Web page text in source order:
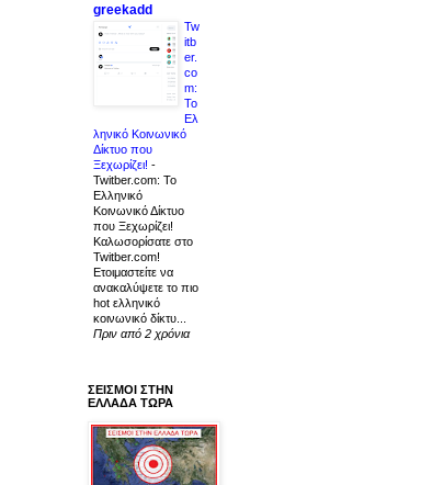
greekadd
Tw
itb
er.
co
m:
Το
Ελ
ληνικό Κοινωνικό
Δίκτυο που
Ξεχωρίζει! -
Twitber.com: Το
Ελληνικό
Κοινωνικό Δίκτυο
που Ξεχωρίζει!
Καλωσορίσατε στο
Twitber.com!
Ετοιμαστείτε να
ανακαλύψετε το πιο
hot ελληνικό
κοινωνικό δίκτυ...
Πριν από 2 χρόνια
ΣΕΙΣΜΟΙ ΣΤΗΝ
ΕΛΛΑΔΑ ΤΩΡΑ